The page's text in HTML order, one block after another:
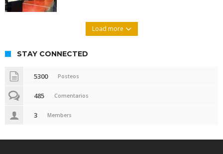
Load more
STAY CONNECTED
5300 Posteos
485 Comentarios
3 Members